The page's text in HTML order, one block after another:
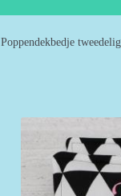
Poppendekbedje